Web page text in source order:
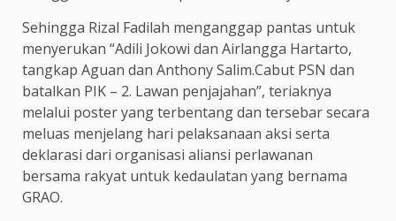
Sehingga Rizal Fadilah menganggap pantas untuk
menyerukan “Adili Jokowi dan Airlangga Hartarto,
tangkap Aguan dan Anthony Salim.Cabut PSN dan
batalkan PIK – 2. Lawan penjajahan”, teriaknya
melalui poster yang terbentang dan tersebar secara
meluas menjelang hari pelaksanaan aksi serta
deklarasi dari organisasi aliansi perlawanan
bersama rakyat untuk kedaulatan yang bernama
GRAO.